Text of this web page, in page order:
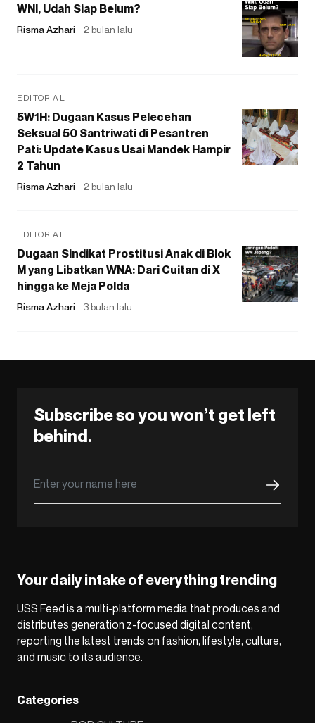
WNI, Udah Siap Belum?
Risma Azhari 2 bulan lalu
EDITORIAL
5W1H: Dugaan Kasus Pelecehan
Seksual 50 Santriwati di Pesantren
Pati: Update Kasus Usai Mandek Hampir
2 Tahun
Risma Azhari 2 bulan lalu
EDITORIAL
Dugaan Sindikat Prostitusi Anak di Blok
M yang Libatkan WNA: Dari Cuitan di X
hingga ke Meja Polda
Risma Azhari 3 bulan lalu
Subscribe so you won’t get left
behind.
Your daily intake of everything trending
USS Feed is a multi-platform media that produces and
distributes generation z-focused digital content,
reporting the latest trends on fashion, lifestyle, culture,
and music to its audience.
Categories